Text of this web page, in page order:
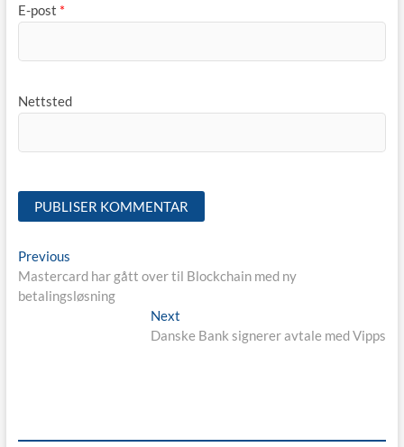
E-post *
Nettsted
Innleggsnavigasjon
PreviousPrevious
post:
Mastercard har gått over til Blockchain med ny
betalingsløsning
Next
post:
Danske Bank signerer avtale med Vipps